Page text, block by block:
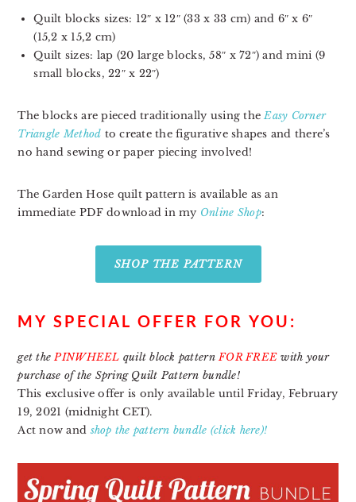
Quilt blocks sizes: 12″ x 12″ (33 x 33 cm) and 6″ x 6″
(15,2 x 15,2 cm)
Quilt sizes: lap (20 large blocks, 58″ x 72″) and mini (9
small blocks, 22″ x 22″)
The blocks are pieced traditionally using theEasy Corner
Triangle Method to create the figurative shapes and there’s
no hand sewing or paper piecing involved!
The Garden Hose quilt pattern is available as an
immediate PDF download in my Online Shop:
SHOP THE PATTERN
MY SPECIAL OFFER FOR YOU:
get thePINWHEEL quilt block patternFOR FREE with your
purchase of the Spring Quilt Pattern bundle!
This exclusive offer is only available until Friday, February
19, 2021 (midnight CET).
Act now and shop the pattern bundle (click here)!